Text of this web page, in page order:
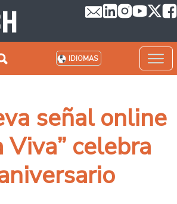
IDIOMAS
señal online
Viva” celebra